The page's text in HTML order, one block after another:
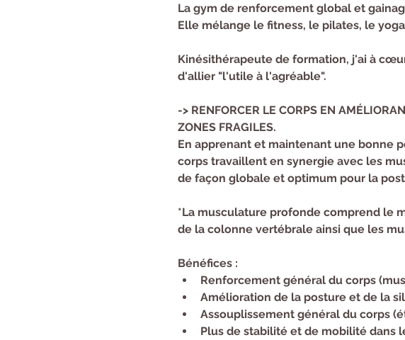
La gym de renforcement global et
Elle mélange le fitness, le pilates, le
Kinésithérapeute de formation, j'ai à
d'allier "l'utile à l'agréable".
-> RENFORCER LE CORPS EN
ZONES FRAGILES.
En apprenant et maintenant une bonne
corps travaillent en synergie avec les
de façon globale et optimum pour la
*La musculature profonde comprend le
de la colonne vertébrale ainsi que les
Bénéfices : ​
Renforcement général du corps
Amélioration de la posture et de la
Assouplissement général du corps
Plus de stabilité et de mobilité dans